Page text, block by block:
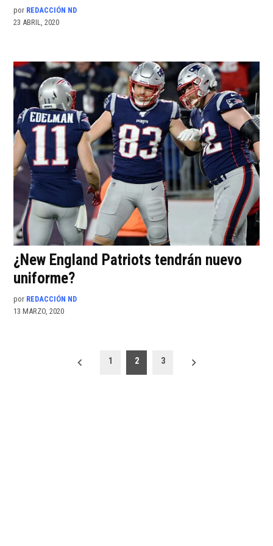
por REDACCIÓN ND
23 ABRIL, 2020
¿New England Patriots tendrán nuevo
uniforme?
por REDACCIÓN ND
13 MARZO, 2020
Paginación
1 2 3